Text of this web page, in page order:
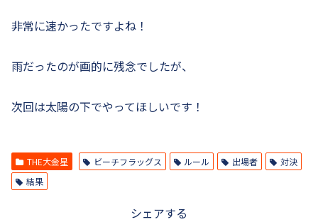
非常に速かったですよね！
雨だったのが画的に残念でしたが、
次回は太陽の下でやってほしいです！
THE大金星 ビーチフラッグス ルール 出場者
対決
結果
シェアする